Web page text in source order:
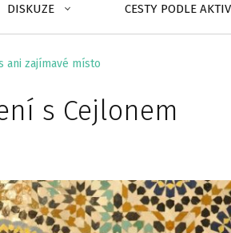
DISKUZE CESTY PODLE
ani zajímavé místo
s Cejlonem